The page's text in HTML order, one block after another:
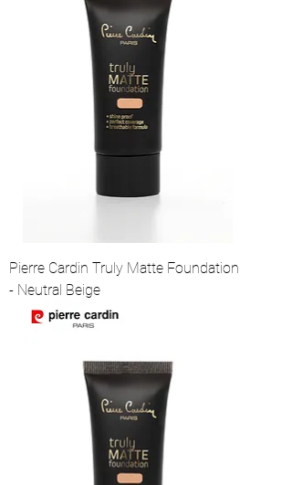
Pierre Cardin Truly Matte Foundation
- Neutral Beige